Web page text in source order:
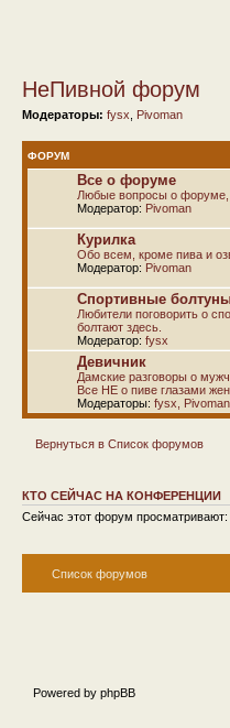
НеПивной форум
Модераторы: fysx Pivoman
ФОРУМ
Все о форуме
Любые вопросы о форуме,
Модератор: Pivoman
Курилка
Обо всем, кроме пива и
Модератор: Pivoman
Спортивные
Любители поговорить о
болтают здесь.
Модератор: fysx
Девичник
Дамские разговоры о
Все НЕ о пиве глазами
Модераторы: fysx Pivoman
Вернуться в Список форумов
КТО СЕЙЧАС НА КОНФЕРЕНЦИИ
Сейчас этот форум просматривают:
Список форумов
Powered by phpBB